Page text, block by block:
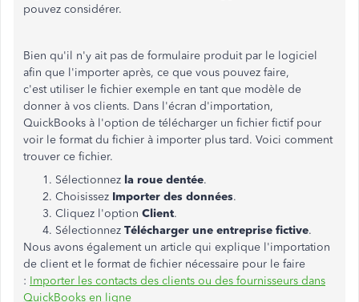
pouvez considérer.
Bien qu'il n'y ait pas de formulaire produit par le logiciel
afin que l'importer après, ce que vous pouvez faire,
c'est utiliser le fichier exemple en tant que modèle de
donner à vos clients. Dans l'écran d'importation,
QuickBooks à l'option de télécharger un fichier fictif pour
voir le format du fichier à importer plus tard. Voici comment
trouver ce fichier.
Sélectionnez la roue dentée.
Choisissez Importer des données.
Cliquez l'option Client.
Sélectionnez Télécharger une entreprise fictive.
Nous avons également un article qui explique l'importation
de client et le format de fichier nécessaire pour le faire
: Importer les contacts des clients ou des fournisseurs dans
QuickBooks en ligne